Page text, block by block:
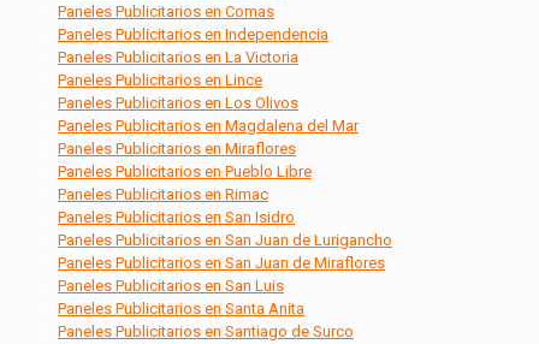
Paneles Publicitarios en Comas
Paneles Publicitarios en Independencia
Paneles Publicitarios en La Victoria
Paneles Publicitarios en Lince
Paneles Publicitarios en Los Olivos
Paneles Publicitarios en Magdalena del Mar
Paneles Publicitarios en Miraflores
Paneles Publicitarios en Pueblo Libre
Paneles Publicitarios en Rimac
Paneles Publicitarios en San Isidro
Paneles Publicitarios en San Juan de Lurigancho
Paneles Publicitarios en San Juan de Miraflores
Paneles Publicitarios en San Luis
Paneles Publicitarios en Santa Anita
Paneles Publicitarios en Santiago de Surco